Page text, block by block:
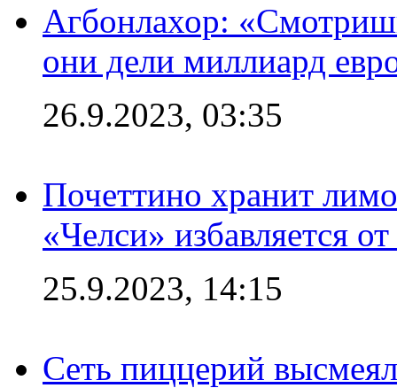
Агбонлахор:
они дели миллиард
26.9.2023, 03:35
Почеттино хранит
«Челси» избавляется
25.9.2023, 14:15
Сеть пиццерий